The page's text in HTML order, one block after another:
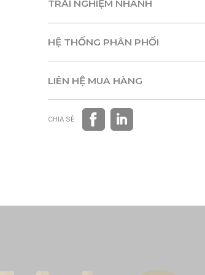
TRẢI NGHIỆM NHANH
TRẢI NGHIỆM NHANH
HỆ THỐNG PHÂN PHỐI
HỆ THỐNG PHÂN PHỐI
LIÊN HỆ MUA HÀNG
LIÊN HỆ MUA HÀNG
CHIA SẺ